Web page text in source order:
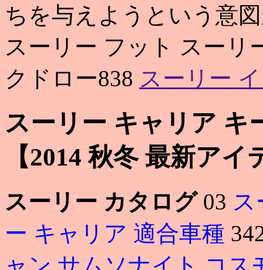
ちを与えようという意
スーリー フット スーリ
クドロー838 スーリー
スーリー キャリア キ
【2014 秋冬 最新アイ
スーリー カタログ03
ー キャリア 適合車種
ャン サムソナイト コス